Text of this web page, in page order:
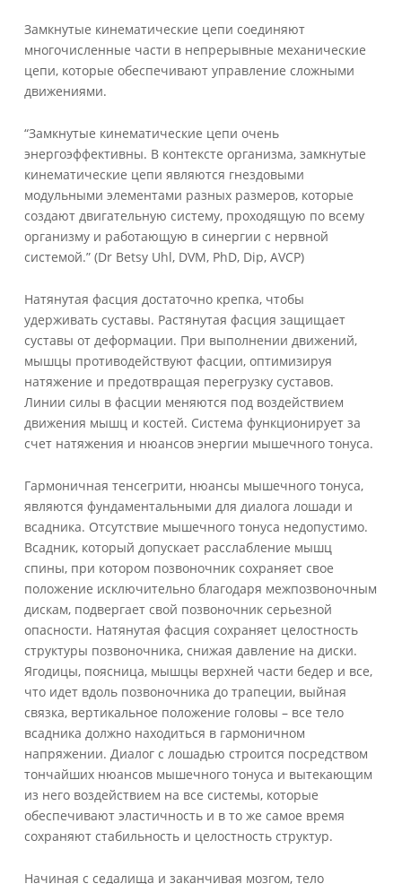
Замкнутые кинематические цепи соединяют
многочисленные части в непрерывные механические
цепи, которые обеспечивают управление сложными
движениями.
“Замкнутые кинематические цепи очень
энергоэффективны. В контексте организма, замкнутые
кинематические цепи являются гнездовыми
модульными элементами разных размеров, которые
создают двигательную систему, проходящую по всему
организму и работающую в синергии с нервной
системой.” (Dr Betsy Uhl, DVM, PhD, Dip, AVCP)
Натянутая фасция достаточно крепка, чтобы
удерживать суставы. Растянутая фасция защищает
суставы от деформации. При выполнении движений,
мышцы противодействуют фасции, оптимизируя
натяжение и предотвращая перегрузку суставов.
Линии силы в фасции меняются под воздействием
движения мышц и костей. Система функционирует за
счет натяжения и нюансов энергии мышечного тонуса.
Гармоничная тенсегрити, нюансы мышечного тонуса,
являются фундаментальными для диалога лошади и
всадника. Отсутствие мышечного тонуса недопустимо.
Всадник, который допускает расслабление мышц
спины, при котором позвоночник сохраняет свое
положение исключительно благодаря межпозвоночным
дискам, подвергает свой позвоночник серьезной
опасности. Натянутая фасция сохраняет целостность
структуры позвоночника, снижая давление на диски.
Ягодицы, поясница, мышцы верхней части бедер и все,
что идет вдоль позвоночника до трапеции, выйная
связка, вертикальное положение головы – все тело
всадника должно находиться в гармоничном
напряжении. Диалог с лошадью строится посредством
тончайших нюансов мышечного тонуса и вытекающим
из него воздействием на все системы, которые
обеспечивают эластичность и в то же самое время
сохраняют стабильность и целостность структур.
Начиная с седалища и заканчивая мозгом, тело